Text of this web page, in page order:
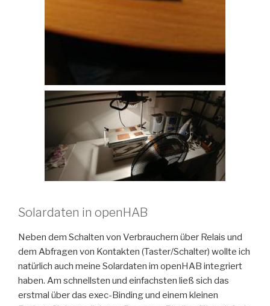
Solardaten in openHAB
Neben dem Schalten von Verbrauchern über Relais und
dem Abfragen von Kontakten (Taster/Schalter) wollte ich
natürlich auch meine Solardaten im openHAB integriert
haben. Am schnellsten und einfachsten ließ sich das
erstmal über das exec-Binding und einem kleinen